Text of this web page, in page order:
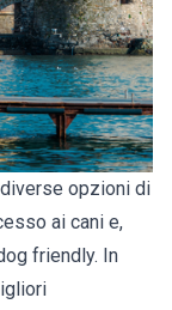
opzioni di
ai cani e,
friendly. In